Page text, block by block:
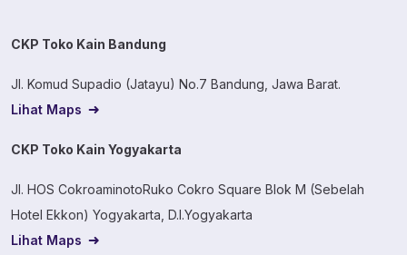
CKP Toko Kain Bandung
Jl. Komud Supadio (Jatayu) No.7 Bandung, Jawa Barat.
Lihat Maps
CKP Toko Kain Yogyakarta
Jl. HOS CokroaminotoRuko Cokro Square Blok M (Sebelah
Hotel Ekkon) Yogyakarta, D.I.Yogyakarta
Lihat Maps